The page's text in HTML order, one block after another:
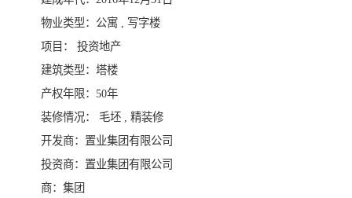
物业类型：公寓 , 写字楼
项目： 投资地产
建筑类型：塔楼
产权年限：50年
装修情况： 毛坯 , 精装修
开发商：置业集团有限公司
投资商：置业集团有限公司
商：集团